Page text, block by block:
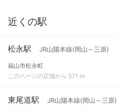
近くの駅
松永駅 JR山陽本線(岡山～三原)
福山市松永町
このページの店舗から 571 m
東尾道駅 JR山陽本線(岡山～三原)